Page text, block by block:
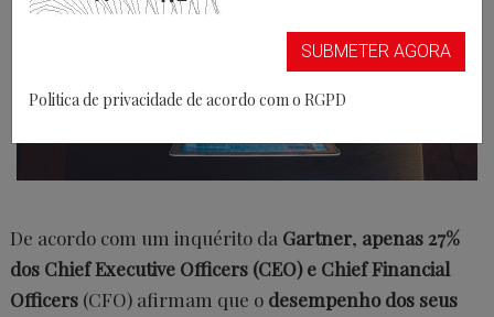
De acordo com um inquérito da Gartner, apenas 27%
dos Chief Executive Officers (CEO) e Chief Financial
Officers (CFO) afirmam que o desempenho dos seus
SUBMETER AGORA
Politica de privacidade de acordo com o RGPD